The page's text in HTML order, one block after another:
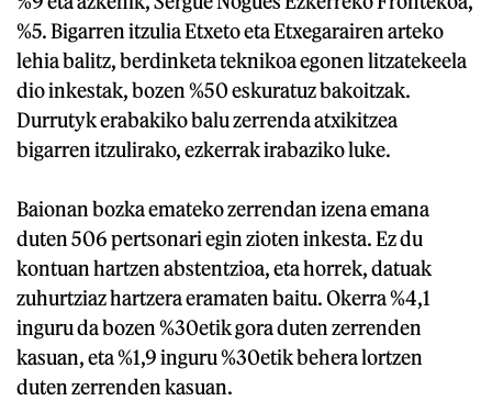
%5. Bigarren itzulia Etxeto eta Etxegarairen arteko
lehia balitz, berdinketa teknikoa egonen litzatekeela
dio inkestak, bozen %50 eskuratuz bakoitzak.
Durrutyk erabakiko balu zerrenda atxikitzea
bigarren itzulirako, ezkerrak irabaziko luke.
Baionan bozka emateko zerrendan izena emana
duten 506 pertsonari egin zioten inkesta. Ez du
kontuan hartzen abstentzioa, eta horrek, datuak
zuhurtziaz hartzera eramaten baitu. Okerra %4,1
inguru da bozen %30etik gora duten zerrenden
kasuan, eta %1,9 inguru %30etik behera lortzen
duten zerrenden kasuan.